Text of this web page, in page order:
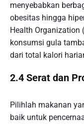
menyebabkan
obesitas hingga
Health Organization
konsumsi gula
dari total kalori
2.4 Serat dan
Pilihlah makanan
baik untuk